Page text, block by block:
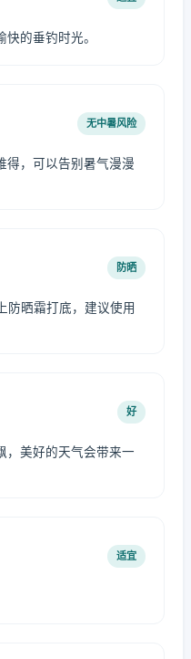
的垂钓时光。
无中暑风险
得，可以告别暑气漫漫
防晒
防晒霜打底，建议使用
好
，美好的天气会带来一
适宜